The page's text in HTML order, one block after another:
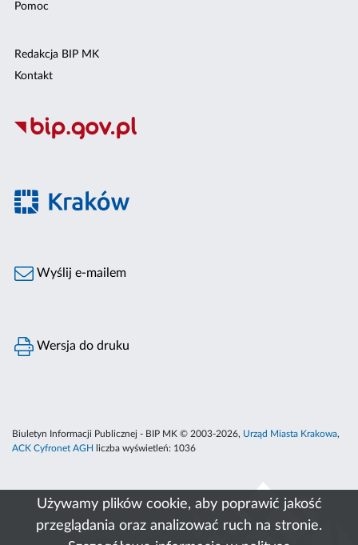
Używamy plików cookie, aby poprawić jakość
przeglądania oraz analizować ruch na stronie.
Pomoc
Redakcja BIP MK
Kontakt
Wyślij e-mailem
Wersja do druku
Biuletyn Informacji Publicznej - BIP MK © 2003-2026, Urząd Miasta Krakowa,
ACK Cyfronet AGH
liczba wyświetleń: 1036